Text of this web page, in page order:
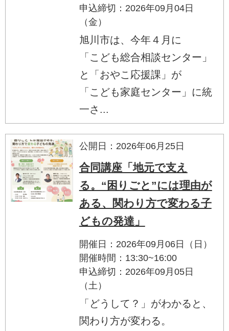
申込締切：2026年09月04日
（金）
旭川市は、今年４月に
「こども総合相談センター」
と「おやこ応援課」が
「こども家庭センター」に統
一さ...
公開日：2026年06月25日
合同講座「地元で支え
る。“困りごと”には理由が
ある、関わり方で変わる子
どもの発達」
開催日：2026年09月06日（日）
開催時間：13:30~16:00
申込締切：2026年09月05日
（土）
「どうして？」がわかると、
関わり方が変わる。